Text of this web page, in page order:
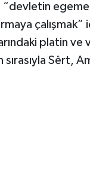
“devletin
platin ve
sırasıyla Sêrt,